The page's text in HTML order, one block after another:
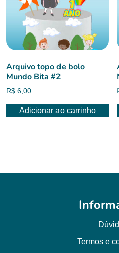
Arquivo topo de bolo
Mundo Bita #2
R$ 6,00
Adicionar ao carrinho
Termos e